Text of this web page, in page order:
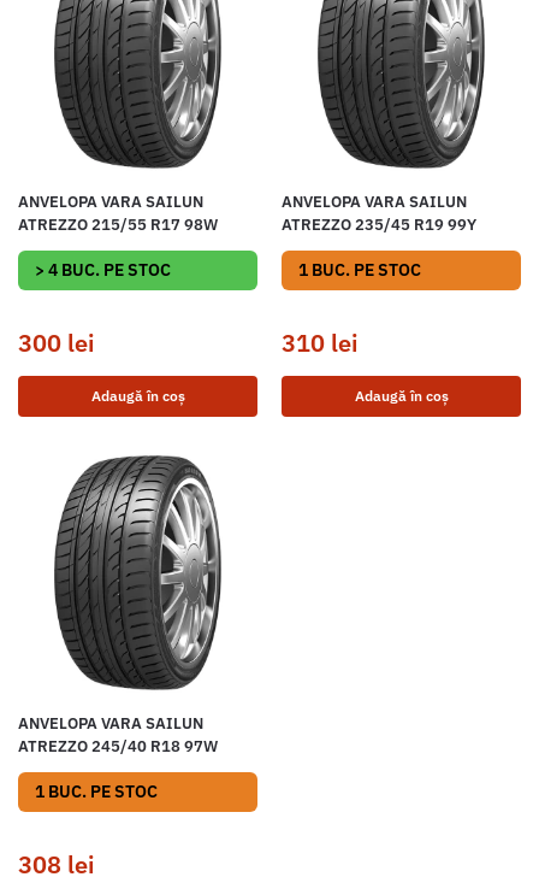
ANVELOPA VARA SAILUN
ATREZZO 215/55 R17 98W
> 4 BUC. PE STOC
300 lei
Adaugă în coș
ANVELOPA VARA SAILUN
ATREZZO 235/45 R19 99Y
1 BUC. PE STOC
310 lei
Adaugă în coș
ANVELOPA VARA SAILUN
ATREZZO 245/40 R18 97W
1 BUC. PE STOC
308 lei